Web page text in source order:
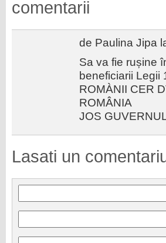
comentarii
de Paulina Jipa
Sa va fie rușine
beneficiarii Legii
ROMÀNII CER
ROMÂNIA
JOS
Lasati un